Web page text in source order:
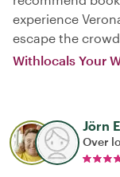
experience
escape the
Withlocals Your
Jörn
Over